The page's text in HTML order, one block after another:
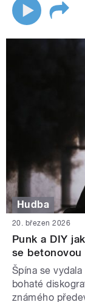
Hudba
20. březen 2026
Punk a DIY
se betonovou
Špína se
bohaté
známého